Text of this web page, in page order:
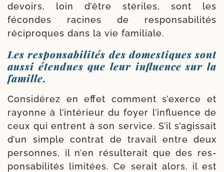
devoirs, loin d’être sté­riles, sont les
fécondes racines de res­pon­sa­bi­li­tés
récipro­ques dans la vie familiale.
Les responsabilités des domestiques sont
aussi étendues que leur influence sur la
famille.
Considérez en effet com­ment s’exerce et
rayonne à l’intérieur du foyer l’influence de
ceux qui entrent à son ser­vice. S’il s’agissait
d’un simple contrat de tra­vail entre deux
per­sonnes, il n’en résul­te­rait que des res­
pon­sa­bi­li­tés limi­tées. Ce serait alors, il est